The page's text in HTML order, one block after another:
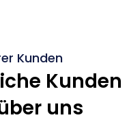
Kunden
Kunden
uns